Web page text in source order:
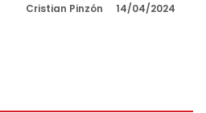
Cristian Pinzón 14/04/2024